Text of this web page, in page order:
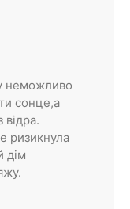
неможливо
сонце,а
відра.
ризикнула
дім